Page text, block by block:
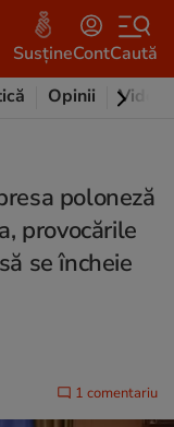
SusțineContCaută
Opinii Video
poloneză
provocările
se încheie
1 comentariu